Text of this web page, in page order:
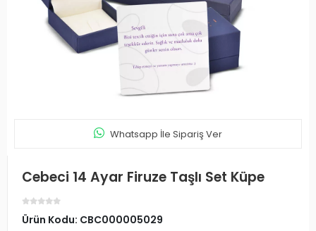
Whatsapp İle Sipariş Ver
Cebeci 14 Ayar Firuze Taşlı Set Küpe
Ürün Kodu: CBC000005029